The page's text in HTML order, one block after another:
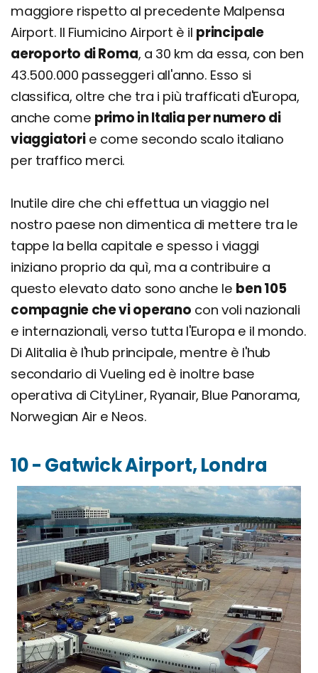
maggiore rispetto al precedente Malpensa
Airport. Il Fiumicino Airport è il principale
aeroporto di Roma, a 30 km da essa, con ben
43.500.000 passeggeri all'anno. Esso si
classifica, oltre che tra i più trafficati d'Europa,
anche come primo in Italia per numero di
viaggiatorie come secondo scalo italiano
per traffico merci.
Inutile dire che chi effettua un viaggio nel
nostro paese non dimentica di mettere tra le
tappe la bella capitale e spesso i viaggi
iniziano proprio da quì, ma a contribuire a
questo elevato dato sono anche le ben 105
compagnie che vi operano con voli nazionali
e internazionali, verso tutta l'Europa e il mondo.
Di Alitalia è l'hub principale, mentre è l'hub
secondario di Vueling ed è inoltre base
operativa di CityLiner, Ryanair, Blue Panorama,
Norwegian Air e Neos.
10 - Gatwick Airport, Londra